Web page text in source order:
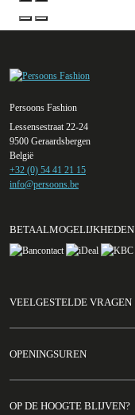
Persoons Fashion
Lessensestraat 22-24
9500 Geraardsbergen
België
+32 (0) 54 41 21 15
info@persoons.be
BETAALMOGELIJKHEDEN
VEELGESTELDE VRAGEN
OPENINGSUREN
OP DE HOOGTE BLIJVEN?